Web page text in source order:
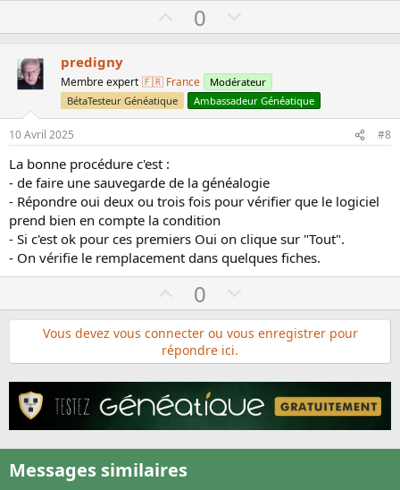
U
p
o
t
e
0
o
n
v
o
t
predigny
Membre expert 🇫🇷 France
Modérateur
BétaTesteur Généatique
Ambassadeur Généatique
10 Avril 2025 #8
La bonne procédure c'est :
- de faire une sauvegarde de la généalogie
- Répondre oui deux ou trois fois pour vérifier que le logiciel
prend bien en compte la condition
- Si c'est ok pour ces premiers Oui on clique sur "Tout".
- On vérifie le remplacement dans quelques fiches.
U
p
v
o
t
e
0
o
w
n
v
o
t
e
Vous devez vous connecter ou vous enregistrer pour
répondre ici.
Messages similaires